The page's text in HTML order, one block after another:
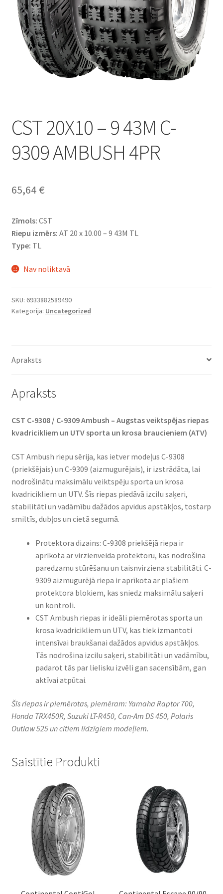
CST 20X10 – 9 43M C-
9309 AMBUSH 4PR
65,64 €
Zīmols: CST
Riepu izmērs: AT 20 x 10.00 – 9 43M TL
Type: TL
Nav noliktavā
SKU: 6933882589490
Kategorija: Uncategorized
Apraksts
Apraksts
CST C-9308 / C-9309 Ambush – Augstas veiktspējas riepas
kvadricikliem un UTV sporta un krosa braucieniem (ATV)
CST Ambush riepu sērija, kas ietver modeļus C-9308
(priekšējais) un C-9309 (aizmugurējais), ir izstrādāta, lai
nodrošinātu maksimālu veiktspēju sporta un krosa
kvadricikliem un UTV. Šīs riepas piedāvā izcilu saķeri,
stabilitāti un vadāmību dažādos apvidus apstākļos, tostarp
smiltīs, dubļos un cietā segumā.
Protektora dizains: C-9308 priekšējā riepa ir
aprīkota ar virzienveida protektoru, kas nodrošina
paredzamu stūrēšanu un taisnvirziena stabilitāti. C-
9309 aizmugurējā riepa ir aprīkota ar plašiem
protektora blokiem, kas sniedz maksimālu saķeri
un kontroli.
CST Ambush riepas ir ideāli piemērotas sporta un
krosa kvadricikliem un UTV, kas tiek izmantoti
intensīvai braukšanai dažādos apvidus apstākļos.
Tās nodrošina izcilu saķeri, stabilitāti un vadāmību,
padarot tās par lielisku izvēli gan sacensībām, gan
aktīvai atpūtai.
Šīs riepas ir piemērotas, piemēram: Yamaha Raptor 700,
Honda TRX450R, Suzuki LT-R450, Can-Am DS 450, Polaris
Outlaw 525 un citiem līdzīgiem modeļiem.
Saistītie Produkti